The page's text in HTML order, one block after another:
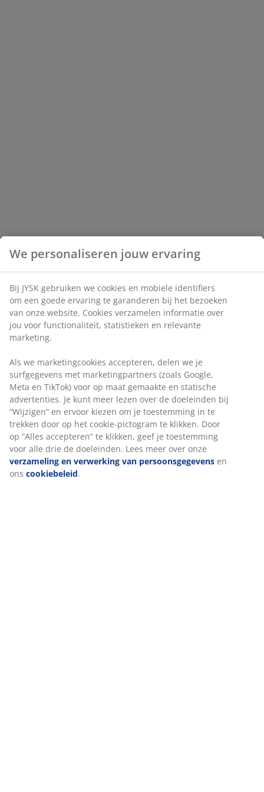
We personaliseren jouw ervaring
Bij JYSK gebruiken we cookies en mobiele identifiers
om een goede ervaring te garanderen bij het bezoeken
van onze website. Cookies verzamelen informatie over
jou voor functionaliteit, statistieken en relevante
marketing.
Als we marketingcookies accepteren, delen we je
surfgegevens met marketingpartners (zoals Google,
Meta en TikTok) voor op maat gemaakte en statische
advertenties. Je kunt meer lezen over de doeleinden bij
“Wijzigen” en ervoor kiezen om je toestemming in te
trekken door op het cookie-pictogram te klikken. Door
op “Alles accepteren” te klikken, geef je toestemming
voor alle drie de doeleinden. Lees meer over onze
verzameling en verwerking van persoonsgegevens en
ons cookiebeleid.